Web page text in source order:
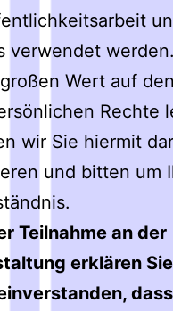
verwendet werden.
Wert auf
Rechte
wir Sie hiermit
und bitten um
Teilnahme an der
erklären